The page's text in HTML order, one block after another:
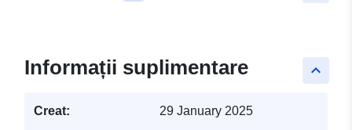
keyboard_arrow_up
Informații suplimentare
Creat: 29 January 2025